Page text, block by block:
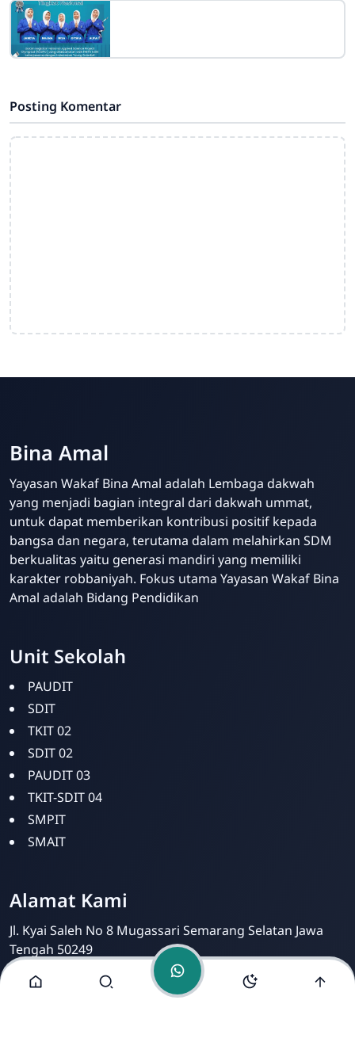
Posting Komentar
Bina Amal
Yayasan Wakaf Bina Amal adalah Lembaga dakwah
yang menjadi bagian integral dari dakwah ummat,
untuk dapat memberikan kontribusi positif kepada
bangsa dan negara, terutama dalam melahirkan SDM
berkualitas yaitu generasi mandiri yang memiliki
karakter robbaniyah. Fokus utama Yayasan Wakaf Bina
Amal adalah Bidang Pendidikan
Unit Sekolah
PAUDIT
SDIT
TKIT 02
SDIT 02
PAUDIT 03
TKIT-SDIT 04
SMPIT
SMAIT
Alamat Kami
Jl. Kyai Saleh No 8 Mugassari Semarang Selatan Jawa
Tengah 50249